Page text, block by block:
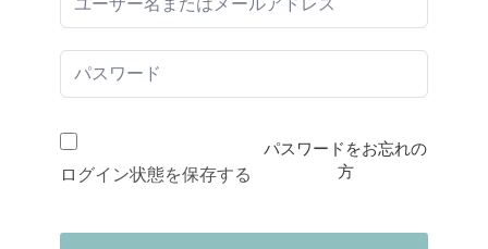
ログイン状態を保存する
パスワードをお忘れの
方